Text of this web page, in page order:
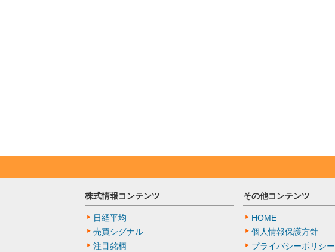
株式情報コンテンツ
日経平均
売買シグナル
注目銘柄
その他コンテンツ
HOME
個人情報保護方針
プライバシーポリシー